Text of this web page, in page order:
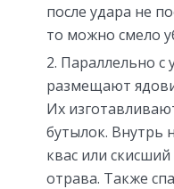
после удара не
то можно смело
Параллельно с
размещают
Их
бутылок. Внутрь
квас или
отрава. Также